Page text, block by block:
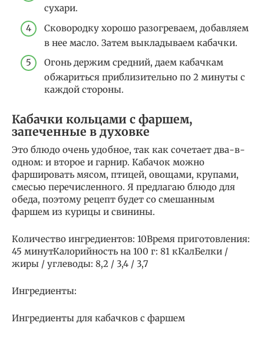
сухари.
Сковородку хорошо разогреваем, добавляем
в нее масло. Затем выкладываем кабачки.
Огонь держим средний, даем кабачкам
обжариться приблизительно по 2 минуты с
каждой стороны.
Кабачки кольцами с фаршем,
запеченные в духовке
Это блюдо очень удобное, так как сочетает два-в-
одном: и второе и гарнир. Кабачок можно
фаршировать мясом, птицей, овощами, крупами,
смесью перечисленного. Я предлагаю блюдо для
обеда, поэтому рецепт будет со смешанным
фаршем из курицы и свинины.
Количество ингредиентов: 10Время приготовления:
45 минутКалорийность на 100 г: 81 кКалБелки /
жиры / углеводы: 8,2 / 3,4 / 3,7
Ингредиенты:
Ингредиенты для кабачков с фаршем